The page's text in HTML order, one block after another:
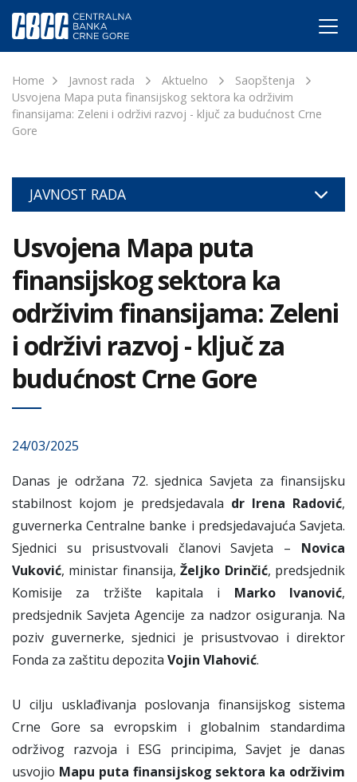
Home Javnost rada Aktuelno
Saopštenja
Usvojena Mapa puta finansijskog sektora ka održivim
finansijama: Zeleni i održivi razvoj - ključ za budućnost Crne
Gore
JAVNOST RADA
Usvojena Mapa puta
finansijskog sektora ka
održivim finansijama: Zeleni
i održivi razvoj - ključ za
budućnost Crne Gore
24/03/2025
Danas je održana 72. sjednica Savjeta za finansijsku
stabilnost kojom je predsjedavala dr Irena Radović,
guvernerka Centralne banke i predsjedavajuća Savjeta.
Sjednici su prisustvovali članovi Savjeta – Novica
Vuković, ministar finansija,Željko Drinčić, predsjednik
Komisije za tržište kapitala i Marko Ivanović,
predsjednik Savjeta Agencije za nadzor osiguranja. Na
poziv guvernerke, sjednici je prisustvovao i direktor
Fonda za zaštitu depozita Vojin Vlahović.
U cilju usklađivanja poslovanja finansijskog sistema
Crne Gore sa evropskim i globalnim standardima
održivog razvoja i ESG principima, Savjet je danas
usvojio Mapu puta finansijskog sektora ka održivim